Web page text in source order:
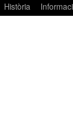
Història